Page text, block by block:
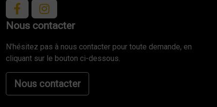
Nous contacter
N'hésitez pas à nous contacter pour toute demande, en
cliquant sur le bouton ci-dessous.
Nous contacter